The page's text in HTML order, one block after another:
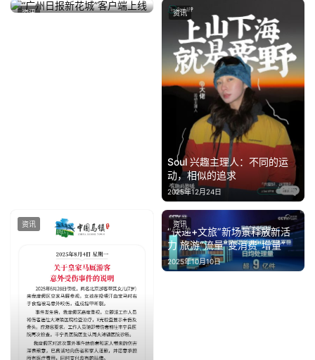
“广州日报新花城”客户端上线
2024年1月30日
资讯
Soul 兴趣主理人：不同的运
动，相似的追求
2025年12月24日
资讯
资讯
“快递+文旅”新场景释放新活
力 旅游“流量”变消费“增量”
2025年10月10日
资讯